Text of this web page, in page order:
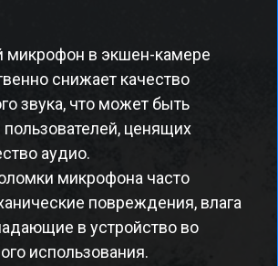
микрофон в экшен-камере
снижает качество
звука, что может быть
ценящих
аудио.
микрофона часто
повреждения, влага
в устройство во
использования.